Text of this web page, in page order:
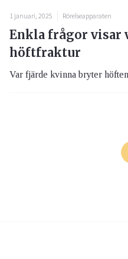
1 januari, 2025 Rörelseapparaten
Enkla frågor visar
höftfraktur
Var fjärde kvinna bryter